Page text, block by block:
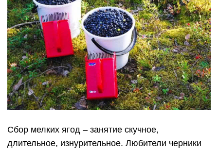
Сбор мелких ягод – занятие скучное,
длительное, изнурительное. Любители черники